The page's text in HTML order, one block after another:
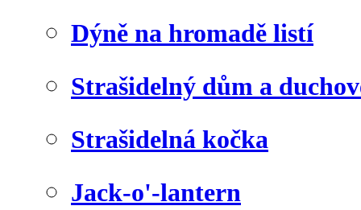
Dýně na hromadě listí
Strašidelný dům a
Strašidelná kočka
Jack-o'-lantern